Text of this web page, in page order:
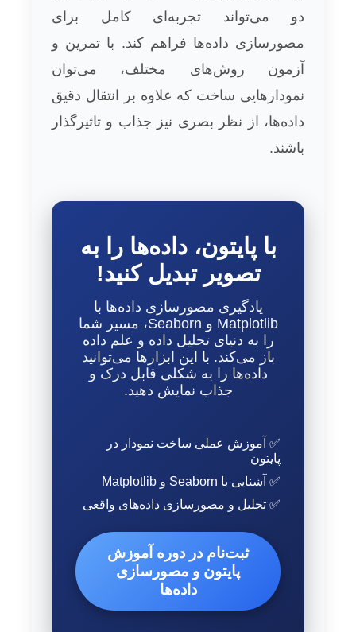
دو می‌تواند تجربه‌ای کامل برای
مصورسازی داده‌ها فراهم کند. با تمرین و
آزمون روش‌های مختلف، می‌توان
نمودارهایی ساخت که علاوه بر انتقال دقیق
داده‌ها، از نظر بصری نیز جذاب و تاثیرگذار
باشند.
با پایتون، داده‌ها را به
تصویر تبدیل کنید!
یادگیری مصورسازی داده‌ها با
Matplotlib و Seaborn، مسیر شما
را به دنیای تحلیل داده و علم داده
باز می‌کند. با این ابزارها می‌توانید
داده‌ها را به شکلی قابل درک و
جذاب نمایش دهید.
✅ آموزش عملی ساخت نمودار در
پایتون
✅ آشنایی با Seaborn و Matplotlib
✅ تحلیل و مصورسازی داده‌های واقعی
ثبت‌نام در دوره آموزش
پایتون و مصورسازی
داده‌ها